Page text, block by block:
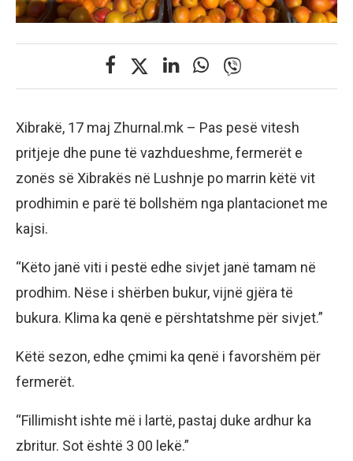
Xibrakë, 17 maj Zhurnal.mk – Pas pesë vitesh
pritjeje dhe pune të vazhdueshme, fermerët e
zonës së Xibrakës në Lushnje po marrin këtë vit
prodhimin e parë të bollshëm nga plantacionet me
kajsi.
“Këto janë viti i pestë edhe sivjet janë tamam në
prodhim. Nëse i shërben bukur, vijnë gjëra të
bukura. Klima ka qenë e përshtatshme për sivjet.”
Këtë sezon, edhe çmimi ka qenë i favorshëm për
fermerët.
“Fillimisht ishte më i lartë, pastaj duke ardhur ka
zbritur. Sot është 3 00 lekë.”